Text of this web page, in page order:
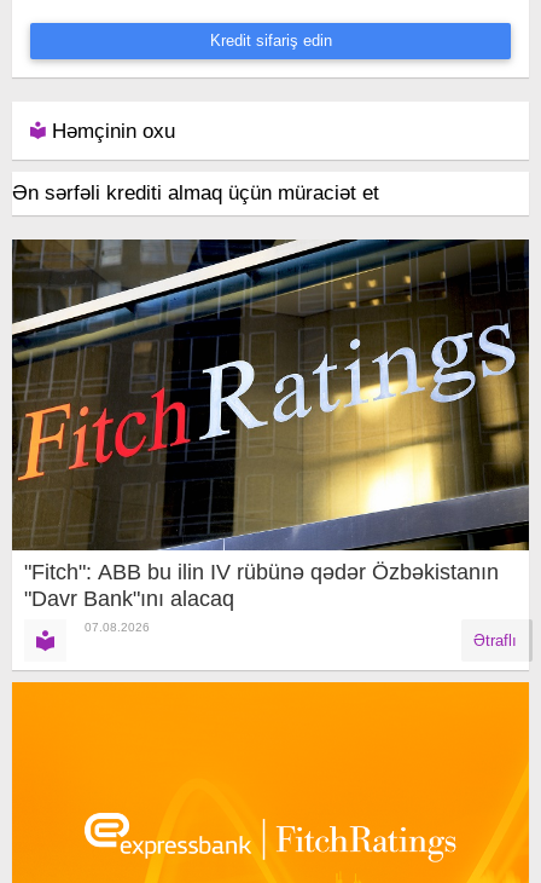
Kredit sifariş edin
Həmçinin oxu
Ən sərfəli krediti almaq üçün müraciət et
"Fitch": ABB bu ilin IV rübünə qədər Özbəkistanın
"Davr Bank"ını alacaq
07.08.2026
Ətraflı